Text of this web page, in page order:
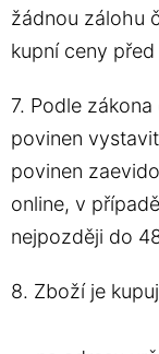
žádnou zálohu
kupní ceny
7. Podle
povinen
povinen
online, v
nejpozději do
8. Zboží je